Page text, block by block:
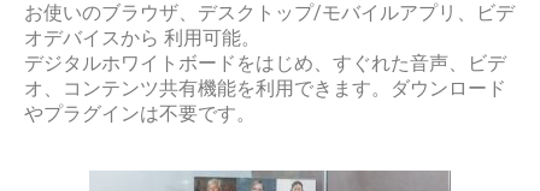
お使いのブラウザ、デスクトップ/モバイルアプリ、ビデ
オデバイスから 利用可能。
デジタルホワイトボードをはじめ、すぐれた音声、ビデ
オ、コンテンツ共有機能を利用できます。ダウンロード
やプラグインは不要です。